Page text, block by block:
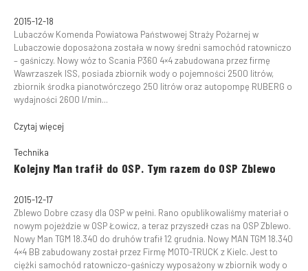
2015-12-18
Lubaczów Komenda Powiatowa Państwowej Straży Pożarnej w
Lubaczowie doposażona została w nowy średni samochód ratowniczo
– gaśniczy. Nowy wóz to Scania P360 4×4 zabudowana przez firmę
Wawrzaszek ISS, posiada zbiornik wody o pojemności 2500 litrów,
zbiornik środka pianotwórczego 250 litrów oraz autopompę RUBERG o
wydajności 2600 l/min...
Czytaj więcej
Technika
Kolejny Man trafił do OSP. Tym razem do OSP Zblewo
2015-12-17
Zblewo Dobre czasy dla OSP w pełni. Rano opublikowaliśmy materiał o
nowym pojeździe w OSP Łowicz, a teraz przyszedł czas na OSP Zblewo.
Nowy Man TGM 18.340 do druhów trafił 12 grudnia. Nowy MAN TGM 18.340
4×4 BB zabudowany został przez Firmę MOTO-TRUCK z Kielc. Jest to
ciężki samochód ratowniczo-gaśniczy wyposażony w zbiornik wody o